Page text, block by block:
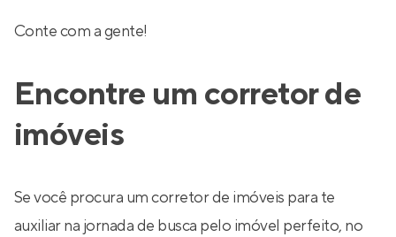
Conte com a gente!
Encontre um corretor de
imóveis
Se você procura um corretor de imóveis para te
auxiliar na jornada de busca pelo imóvel perfeito, no